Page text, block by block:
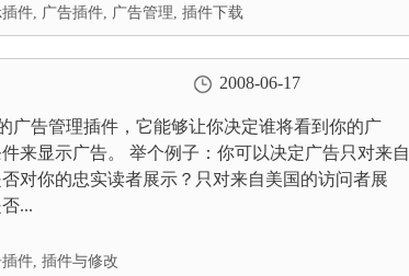
插件, 广告插件, 广告管理,插件下载
2008-06-17
广告管理插件，它能够让你决定谁将看到你的广
来显示广告。 举个例子：你可以决定广告只对来自
对你的忠实读者展示？只对来自美国的访问者展
...
件,插件与修改